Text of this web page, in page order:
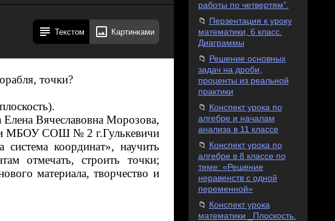
Текстом Картинками
точки?
Елена Вячеславовна Морозова,
МБОУ СОШ № 2 г.Гулькевичи
координат», научить
отмечать, строить точки;
материала, творчество и
работы по четвертям".
Перзентация к уроку
математики, 6 класс.
Диаграммы
Решение основных
задач на дроби,
проценты из реальной
практики
Конспект урока по
алгебре и началам
анализа в 11 классе
Конспект урока по
алгебре в 8 классе по
теме: «Решение
неравенств с одной
переменной»
Конспект урока
математики _Плоскость.